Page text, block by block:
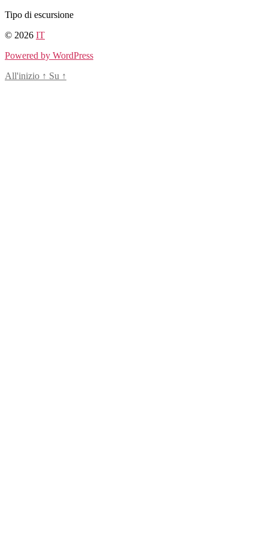
Salta
contenuto
Tipo di escursione
© 2026 IT
Powered by WordPress
All'inizio ↑ Su ↑